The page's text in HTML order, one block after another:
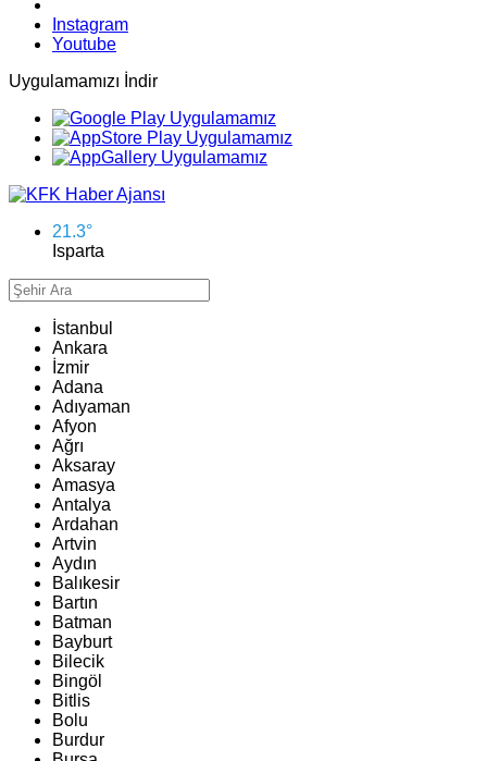
Instagram
Youtube
Uygulamamızı İndir
21.3°
Isparta
İstanbul
Ankara
İzmir
Adana
Adıyaman
Afyon
Ağrı
Aksaray
Amasya
Antalya
Ardahan
Artvin
Aydın
Balıkesir
Bartın
Batman
Bayburt
Bilecik
Bingöl
Bitlis
Bolu
Burdur